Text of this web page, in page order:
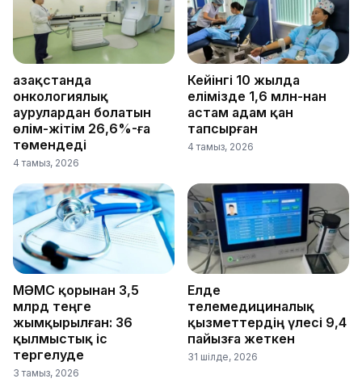
Қазақстанда
онкологиялық
аурулардан болатын
өлім-жітім 26,6%-ға
төмендеді
4 тамыз, 2026
Кейінгі 10 жылда
елімізде 1,6 млн-нан
астам адам қан
тапсырған
4 тамыз, 2026
МӘМС қорынан 3,5
млрд теңге
жымқырылған: 36
қылмыстық іс
тергелуде
3 тамыз, 2026
Елде
телемедициналық
қызметтердің үлесі 9,4
пайызға жеткен
31 шілде, 2026